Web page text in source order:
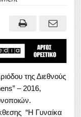
της Διεθνούς
– 2016,
“Η Γυναίκα